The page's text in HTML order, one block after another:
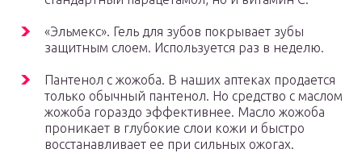
«Эльмекс». Гель для зубов покрывает зубы
защитным слоем. Используется раз в неделю.
Пантенол с жожоба. В наших аптеках продается
только обычный пантенол. Но средство с маслом
жожоба гораздо эффективнее. Масло жожоба
проникает в глубокие слои кожи и быстро
восстанавливает ее при сильных ожогах.